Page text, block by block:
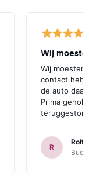
Wij
Wij moesten
contact
de auto
Prima
R
Rolf